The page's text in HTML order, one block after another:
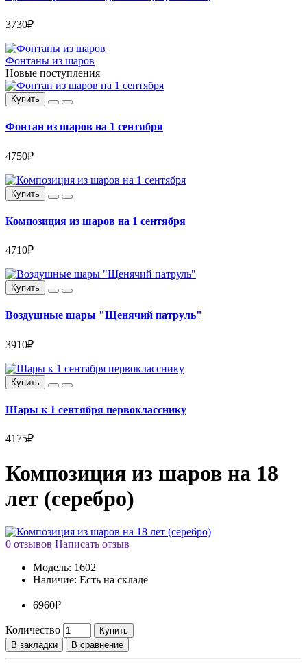
3730₽
Фонтаны из шаров
Новые поступления
Купить
Фонтан из шаров на 1 сентября
4750₽
Купить
Композиция из шаров на 1 сентября
4710₽
Купить
Воздушные шары "Щенячий патруль"
3910₽
Купить
Шары к 1 сентября первокласснику
4175₽
Композиция из шаров на 18
лет (серебро)
0 отзывов Написать отзыв
Модель: 1602
Наличие: Есть на складе
6960₽
Количество
Купить
В закладки
В сравнение